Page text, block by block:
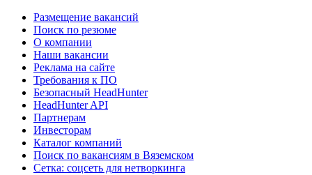
Размещение вакансий
Поиск по резюме
О компании
Наши вакансии
Реклама на сайте
Требования к ПО
Безопасный HeadHunter
HeadHunter API
Партнерам
Инвесторам
Каталог компаний
Поиск по вакансиям в Вяземском
Сетка: соцсеть для нетворкинга